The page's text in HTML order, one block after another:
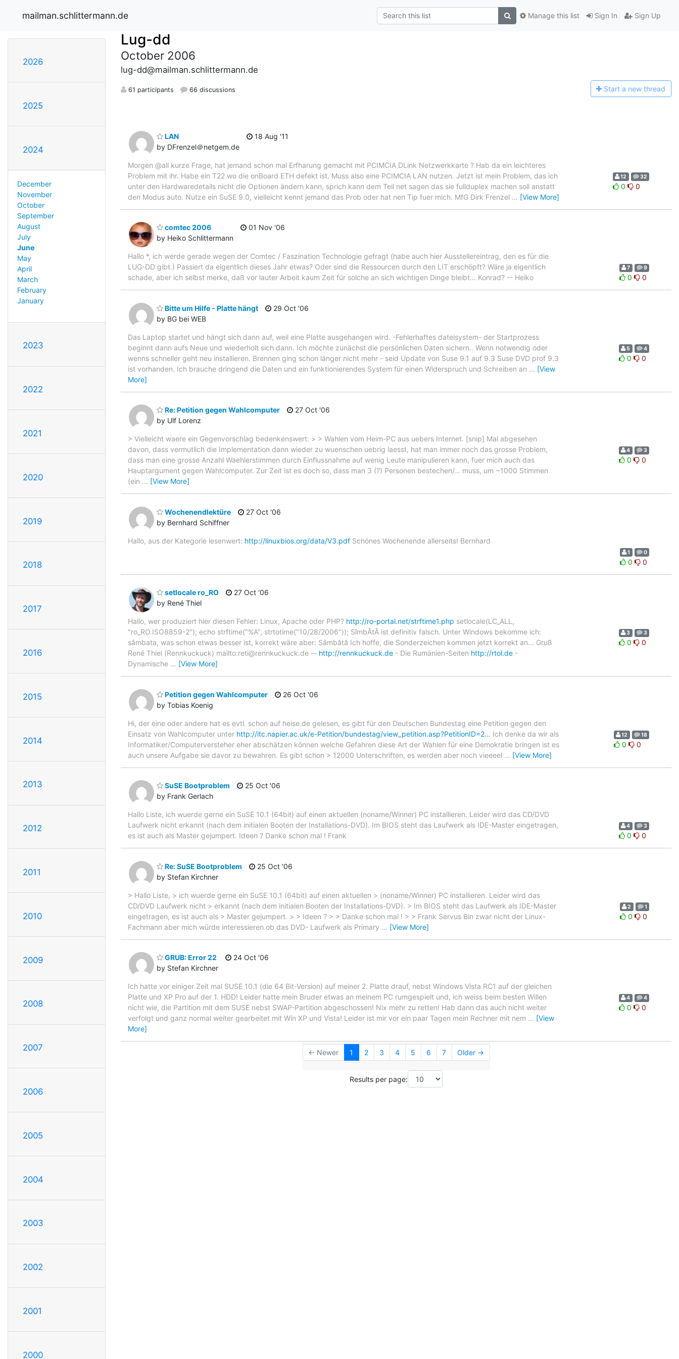
mailman.schlittermann.de Sign In Sign Up
Manage this list
2026
2025
2024
December
November
October
September
August
July
June
May
April
March
February
January
2023
2022
2021
2020
2019
2018
2017
2016
2015
2014
2013
2012
2011
2010
2009
2008
2007
2006
2005
2004
2003
2002
2001
2000
Lug-dd
October 2006
lug-dd@mailman.schlittermann.de
61 participants 66 discussions Start a new thread
LAN
by DFrenzel＠netgem.de
18 Aug '11
Morgen @all kurze Frage, hat jemand schon mal Erfharung gemacht mit PCIMCIA DLink Netzwerkkarte ? Hab da ein leichteres
Problem mit ihr. Habe ein T22 wo die onBoard ETH defekt ist. Muss also eine PCIMCIA LAN nutzen. Jetzt ist mein Problem, das ich
unter den Hardwaredetails nicht die Optionen ändern kann, sprich kann dem Teil net sagen das sie fullduplex machen soll anstatt
den Modus auto. Nutze ein SuSE 9.0, vielleicht kennt jemand das Prob oder hat nen Tip fuer mich. MfG Dirk Frenzel … [View More]
12 32
0 0
comtec 2006
by Heiko Schlittermann
01 Nov '06
Hallo *, ich werde gerade wegen der Comtec / Faszination Technologie gefragt (habe auch hier Ausstellereintrag, den es für die
LUG-DD gibt.) Passiert da eigentlich dieses Jahr etwas? Oder sind die Ressourcen durch den LIT erschöpft? Wäre ja eigentlich
schade, aber ich selbst merke, daß vor lauter Arbeit kaum Zeit für solche an sich wichtigen Dinge bleibt... Konrad? -- Heiko
7 9
0 0
Bitte um Hilfe - Platte hängt
by BG bei WEB
29 Oct '06
Das Laptop startet und hängt sich dann auf, weil eine Platte ausgehangen wird. -Fehlerhaftes dateisystem- der Startprozess
beginnt dann aufs Neue und wiederholt sich dann. Ich möchte zunächst die persönlichen Daten sichern.. Wenn notwendig oder
wenns schneller geht neu installieren. Brennen ging schon länger nicht mehr - seid Update von Suse 9.1 auf 9.3 Suse DVD prof 9.3
ist vorhanden. Ich brauche dringend die Daten und ein funktionierendes System für einen Widerspruch und Schreiben an … [View
More]
5 4
0 0
Re: Petition gegen Wahlcomputer
by Ulf Lorenz
27 Oct '06
> Vielleicht waere ein Gegenvorschlag bedenkenswert: > > Wahlen vom Heim-PC aus uebers Internet. [snip] Mal abgesehen
davon, dass vermutlich die Implementation dann wieder zu wuenschen uebrig laesst, hat man immer noch das grosse Problem,
dass man eine grosse Anzahl Waehlerstimmen durch Einflussnahme auf wenig Leute manipulieren kann, fuer mich auch das
Hauptargument gegen Wahlcomputer. Zur Zeit ist es doch so, dass man 3 (?) Personen bestechen/... muss, um ~1000 Stimmen
(ein … [View More]
4 3
0 0
Wochenendlektüre
by Bernhard Schiffner
27 Oct '06
Hallo, aus der Kategorie lesenwert: http://linuxbios.org/data/V3.pdf Schönes Wochenende allerseits! Bernhard
1 0
0 0
setlocale ro_RO
by René Thiel
27 Oct '06
Hallo, wer produziert hier diesen Fehler: Linux, Apache oder PHP? http://ro-portal.net/strftime1.php setlocale(LC_ALL,
"ro_RO.ISO8859-2"); echo strftime("%A", strtotime("10/28/2006")); SîmbĂtĂ ist definitiv falsch. Unter Windows bekomme ich:
sâmbata, was schon etwas besser ist, korrekt wäre aber: Sâmbătă Ich hoffe, die Sonderzeichen kommen jetzt korrekt an... Gruß
René Thiel (Rennkuckuck) mailto:reti@rennkuckuck.de -- http://rennkuckuck.de - Die Rumänien-Seiten http://rtol.de -
Dynamische … [View More]
3 3
0 0
Petition gegen Wahlcomputer
by Tobias Koenig
26 Oct '06
Hi, der eine oder andere hat es evtl. schon auf heise.de gelesen, es gibt für den Deutschen Bundestag eine Petition gegen den
Einsatz von Wahlcomputer unter http://itc.napier.ac.uk/e-Petition/bundestag/view_petition.asp?PetitionID=2… Ich denke da wir als
Informatiker/Computerversteher eher abschätzen können welche Gefahren diese Art der Wahlen für eine Demokratie bringen ist es
auch unsere Aufgabe sie davor zu bewahren. Es gibt schon > 12000 Unterschriften, es werden aber noch vieeeel … [View More]
12 18
0 0
SuSE Bootproblem
by Frank Gerlach
25 Oct '06
Hallo Liste, ich wuerde gerne ein SuSE 10.1 (64bit) auf einen aktuellen (noname/Winner) PC installieren. Leider wird das CD/DVD
Laufwerk nicht erkannt (nach dem initialen Booten der Installations-DVD). Im BIOS steht das Laufwerk als IDE-Master eingetragen,
es ist auch als Master gejumpert. Ideen ? Danke schon mal ! Frank
4 3
0 0
Re: SuSE Bootproblem
by Stefan Kirchner
25 Oct '06
> Hallo Liste, > ich wuerde gerne ein SuSE 10.1 (64bit) auf einen aktuellen > (noname/Winner) PC installieren. Leider wird das
CD/DVD Laufwerk nicht > erkannt (nach dem initialen Booten der Installations-DVD). > Im BIOS steht das Laufwerk als IDE-Master
eingetragen, es ist auch als > Master gejumpert. > > Ideen ? > > Danke schon mal ! > > Frank Servus Bin zwar nicht der Linux-
Fachmann aber mich würde interessieren ob das DVD- Laufwerk als Primary … [View More]
2 1
0 0
GRUB: Error 22
by Stefan Kirchner
24 Oct '06
Ich hatte vor einiger Zeit mal SUSE 10.1 (die 64 Bit-Version) auf meiner 2. Platte drauf, nebst Windows Vista RC1 auf der gleichen
Platte und XP Pro auf der 1. HDD! Leider hatte mein Bruder etwas an meinem PC rumgespielt und, ich weiss beim besten Willen
nicht wie, die Partition mit dem SUSE nebst SWAP-Partition abgeschossen! Nix mehr zu retten! Hab dann das auch nicht weiter
verfolgt und ganz normal weiter gearbeitet mit Win XP und Vista! Leider ist mir vor ein paar Tagen mein Rechner mit nem … [View
More]
4 4
0 0
← Newer 1 2 3 4 5 6 7 Older →
Results per page: